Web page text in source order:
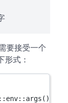
要接受一个
形式：
:: env:: args ()